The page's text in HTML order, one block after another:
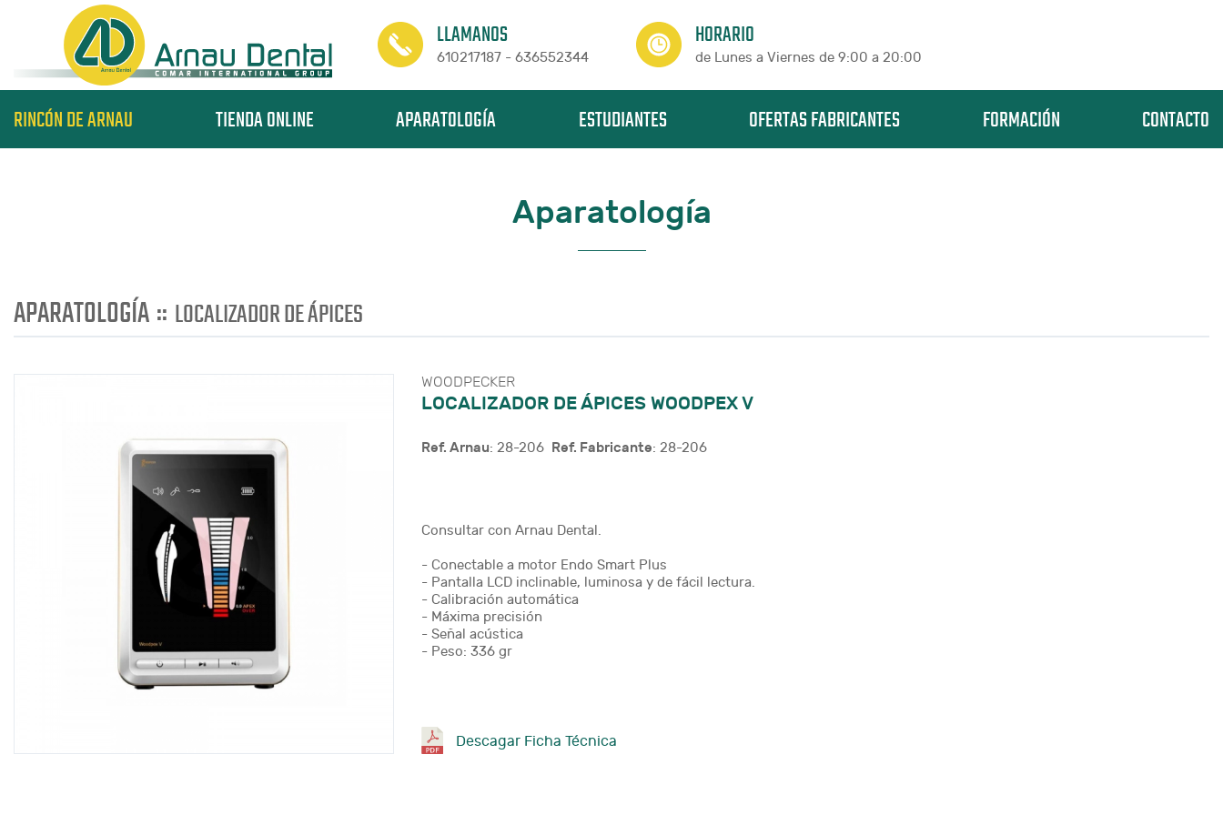
LLAMANOS
610217187 - 636552344
HORARIO
de Lunes a Viernes de 9:00 a 20:00
RINCÓN DE ARNAU TIENDA ONLINE APARATOLOGÍA ESTUDIANTES OFERTAS FABRICANTES FORMACIÓN CONTACTO
Aparatología
APARATOLOGÍA :: LOCALIZADOR DE ÁPICES
WOODPECKER
LOCALIZADOR DE ÁPICES WOODPEX V
Ref. Arnau: 28-206 Ref. Fabricante: 28-206
Consultar con Arnau Dental.
- Conectable a motor Endo Smart Plus
- Pantalla LCD inclinable, luminosa y de fácil lectura.
- Calibración automática
- Máxima precisión
- Señal acústica
- Peso: 336 gr
Descagar Ficha Técnica